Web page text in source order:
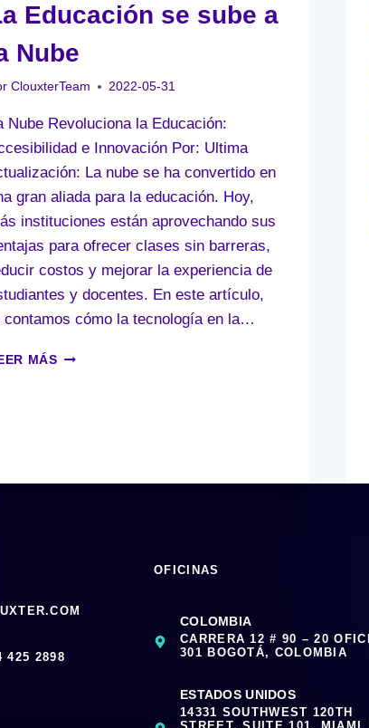
Educación se sube a
Nube
ClouxterTeam 2022-05-31
Nube Revoluciona la Educación:
e Innovación Por: Ultima
La nube se ha convertido en
gran aliada para la educación. Hoy,
instituciones están aprovechando sus
para ofrecer clases sin barreras,
costos y mejorar la experiencia de
y docentes. En este artículo,
contamos cómo la tecnología en la…
MÁSLA
425 2898
OFICINAS
COLOMBIA
CARRERA 12 # 90 – 20
301 BOGOTÁ, COLOMBIA
ESTADOS UNIDOS
14331 SOUTHWEST 120TH